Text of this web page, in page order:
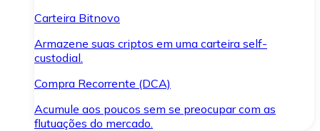
Carteira Bitnovo
Armazene suas criptos em uma carteira self-
custodial.
Compra Recorrente (DCA)
Acumule aos poucos sem se preocupar com as
flutuações do mercado.